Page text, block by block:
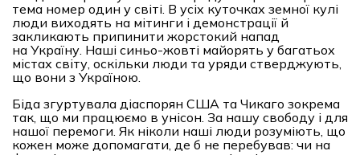
тема номер один у світі. В усіх куточках земної кулі
люди виходять на мітинги і демонстрації й
закликають припинити жорстокий напад
на Україну. Наші синьо-жовті майорять у багатьох
містах світу, оскільки люди та уряди стверджують,
що вони з Україною.
Біда згуртувала діаспорян США та Чикаго зокрема
так, що ми працюємо в унісон. За нашу свободу і для
нашої перемоги. Як ніколи наші люди розуміють, що
кожен може допомагати, де б не перебував: чи на